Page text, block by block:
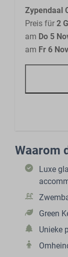
Zypendaal
Preis für 2
am Do 5
am Fr 6
Waarom
Luxe
Green
Unieke